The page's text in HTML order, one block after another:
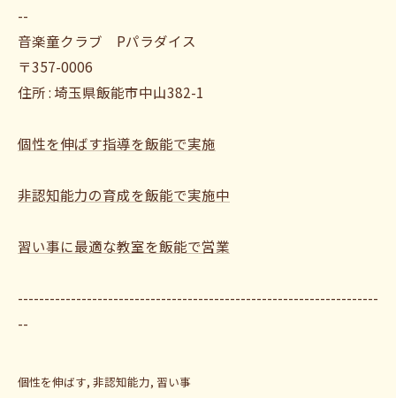
--
音楽童クラブ Pパラダイス
〒357-0006
住所 : 埼玉県飯能市中山382-1
個性を伸ばす指導を飯能で実施
非認知能力の育成を飯能で実施中
習い事に最適な教室を飯能で営業
--------------------------------------------------------------------
--
個性を伸ばす 非認知能力 習い事